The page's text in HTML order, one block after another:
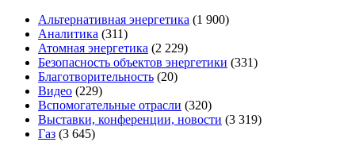
Альтернативная энергетика (1 900)
Аналитика (311)
Атомная энергетика (2 229)
Безопасность объектов энергетики (331)
Благотворительность (20)
Видео (229)
Вспомогательные отрасли (320)
Выставки, конференции, новости (3 319)
Газ (3 645)